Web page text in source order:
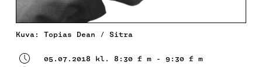
Kuva: Topias Dean / Sitra
05.07.2018 kl. 8:30 f m - 9:30 f m